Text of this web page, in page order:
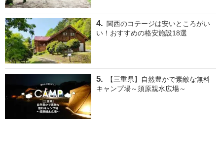
関西のコテージは安いところがい
い！おすすめの格安施設18選
【三重県】自然豊かで素敵な無料
キャンプ場～須原親水広場～